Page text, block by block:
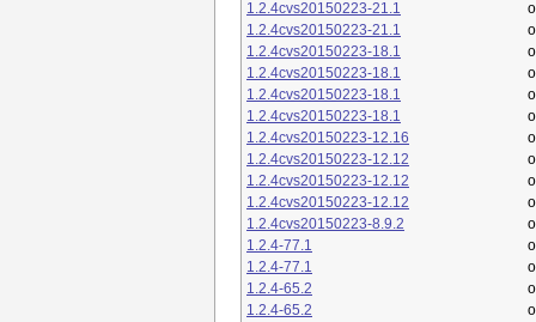
1.2.4cvs20150223-21.1
1.2.4cvs20150223-21.1
1.2.4cvs20150223-18.1
1.2.4cvs20150223-18.1
1.2.4cvs20150223-18.1
1.2.4cvs20150223-18.1
1.2.4cvs20150223-12.16
1.2.4cvs20150223-12.12
1.2.4cvs20150223-12.12
1.2.4cvs20150223-12.12
1.2.4cvs20150223-8.9.2
1.2.4-77.1
1.2.4-77.1
1.2.4-65.2
1.2.4-65.2